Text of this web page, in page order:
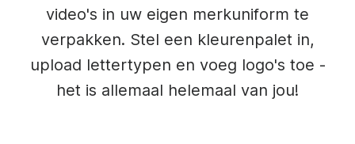
video's in uw eigen merkuniform te
verpakken. Stel een kleurenpalet in,
upload lettertypen en voeg logo's toe -
het is allemaal helemaal van jou!